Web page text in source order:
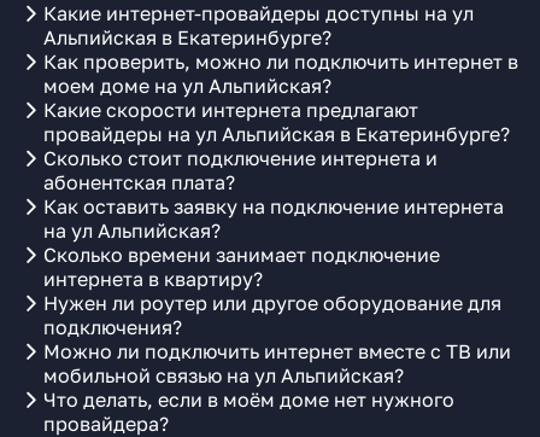
Какие интернет-провайдеры доступны на ул
Альпийская в Екатеринбурге?
Как проверить, можно ли подключить интернет в
моем доме на ул Альпийская?
Какие скорости интернета предлагают
провайдеры на ул Альпийская в Екатеринбурге?
Сколько стоит подключение интернета и
абонентская плата?
Как оставить заявку на подключение интернета
на ул Альпийская?
Сколько времени занимает подключение
интернета в квартиру?
Нужен ли роутер или другое оборудование для
подключения?
Можно ли подключить интернет вместе с ТВ или
мобильной связью на ул Альпийская?
Что делать, если в моём доме нет нужного
провайдера?